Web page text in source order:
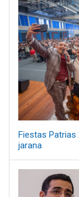
Fiestas Patrias
jarana